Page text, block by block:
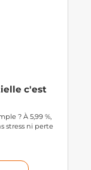
c'est
? À 5,99 %,
stress ni perte